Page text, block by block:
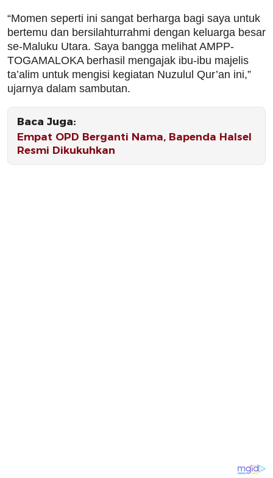
“Momen seperti ini sangat berharga bagi saya untuk
bertemu dan bersilahturrahmi dengan keluarga besar
se-Maluku Utara. Saya bangga melihat AMPP-
TOGAMALOKA berhasil mengajak ibu-ibu majelis
ta’alim untuk mengisi kegiatan Nuzulul Qur’an ini,”
ujarnya dalam sambutan.
Baca Juga:
Empat OPD Berganti Nama, Bapenda Halsel
Resmi Dikukuhkan